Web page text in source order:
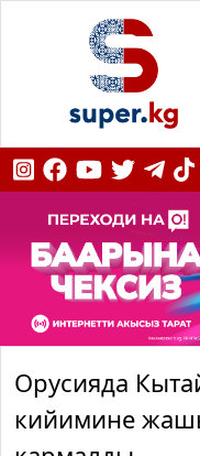
Орусияда
кийимине